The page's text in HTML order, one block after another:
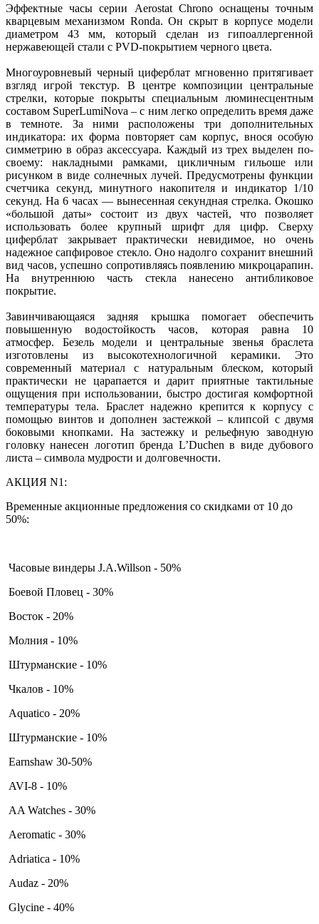
Эффектные часы серии Aerostat Chrono оснащены точным
кварцевым механизмом Ronda. Он скрыт в корпусе модели
диаметром 43 мм, который сделан из гипоаллергенной
нержавеющей стали с PVD-покрытием черного цвета.
Многоуровневый черный циферблат мгновенно притягивает
взгляд игрой текстур. В центре композиции центральные
стрелки, которые покрыты специальным люминесцентным
составом SuperLumiNova – с ним легко определить время даже
в темноте. За ними расположены три дополнительных
индикатора: их форма повторяет сам корпус, внося особую
симметрию в образ аксессуара. Каждый из трех выделен по-
своему: накладными рамками, цикличным гильоше или
рисунком в виде солнечных лучей. Предусмотрены функции
счетчика секунд, минутного накопителя и индикатор 1/10
секунд. На 6 часах — вынесенная секундная стрелка. Окошко
«большой даты» состоит из двух частей, что позволяет
использовать более крупный шрифт для цифр. Сверху
циферблат закрывает практически невидимое, но очень
надежное сапфировое стекло. Оно надолго сохранит внешний
вид часов, успешно сопротивляясь появлению микроцарапин.
На внутреннюю часть стекла нанесено антибликовое
покрытие.
Завинчивающаяся задняя крышка помогает обеспечить
повышенную водостойкость часов, которая равна 10
атмосфер. Безель модели и центральные звенья браслета
изготовлены из высокотехнологичной керамики. Это
современный материал с натуральным блеском, который
практически не царапается и дарит приятные тактильные
ощущения при использовании, быстро достигая комфортной
температуры тела. Браслет надежно крепится к корпусу с
помощью винтов и дополнен застежкой – клипсой с двумя
боковыми кнопками. На застежку и рельефную заводную
головку нанесен логотип бренда L’Duchen в виде дубового
листа – символа мудрости и долговечности.
АКЦИЯ N1:
Временные акционные предложения со скидками от 10 до
50%:
Часовые виндеры J.A.Willson - 50%
Боевой Пловец - 30%
Восток - 20%
Молния - 10%
Штурманские - 10%
Чкалов - 10%
Aquatico - 20%
Штурманские - 10%
Earnshaw 30-50%
AVI-8 - 10%
AA Watches - 30%
Aeromatic - 30%
Adriatica - 10%
Audaz - 20%
Glycine - 40%